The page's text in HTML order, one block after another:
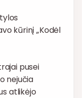
kūrinį „Kodėl
pusei
nejučia
atlikėjo